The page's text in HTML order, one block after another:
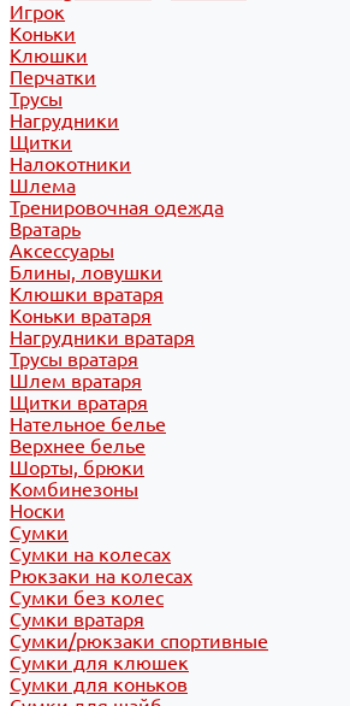
Игрок
Коньки
Клюшки
Перчатки
Трусы
Нагрудники
Щитки
Налокотники
Шлема
Тренировочная одежда
Вратарь
Аксессуары
Блины, ловушки
Клюшки вратаря
Коньки вратаря
Нагрудники вратаря
Трусы вратаря
Шлем вратаря
Щитки вратаря
Нательное белье
Верхнее белье
Шорты, брюки
Комбинезоны
Носки
Сумки
Сумки на колесах
Рюкзаки на колесах
Сумки без колес
Сумки вратаря
Сумки/рюкзаки спортивные
Сумки для клюшек
Сумки для коньков